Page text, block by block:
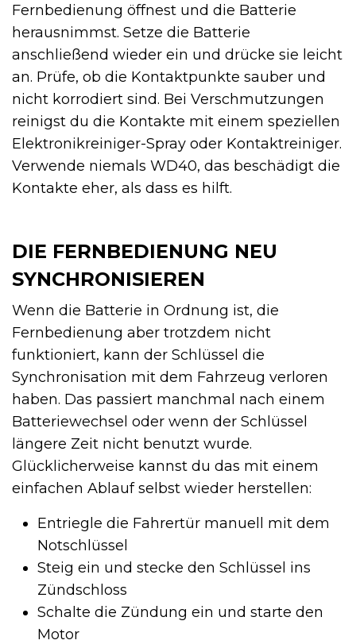
Fernbedienung öffnest und die Batterie
herausnimmst. Setze die Batterie
anschließend wieder ein und drücke sie leicht
an. Prüfe, ob die Kontaktpunkte sauber und
nicht korrodiert sind. Bei Verschmutzungen
reinigst du die Kontakte mit einem speziellen
Elektronikreiniger-Spray oder Kontaktreiniger.
Verwende niemals WD40, das beschädigt die
Kontakte eher, als dass es hilft.
DIE FERNBEDIENUNG NEU
SYNCHRONISIEREN
Wenn die Batterie in Ordnung ist, die
Fernbedienung aber trotzdem nicht
funktioniert, kann der Schlüssel die
Synchronisation mit dem Fahrzeug verloren
haben. Das passiert manchmal nach einem
Batteriewechsel oder wenn der Schlüssel
längere Zeit nicht benutzt wurde.
Glücklicherweise kannst du das mit einem
einfachen Ablauf selbst wieder herstellen:
Entriegle die Fahrertür manuell mit dem
Notschlüssel
Steig ein und stecke den Schlüssel ins
Zündschloss
Schalte die Zündung ein und starte den
Motor